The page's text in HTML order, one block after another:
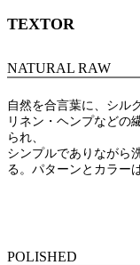
TEXTOR
NATURAL RAW
自然を合言葉に、シル
リネン・ヘンプなどの
られ、
シンプルでありながら
る。パターンとカラー
POLISHED